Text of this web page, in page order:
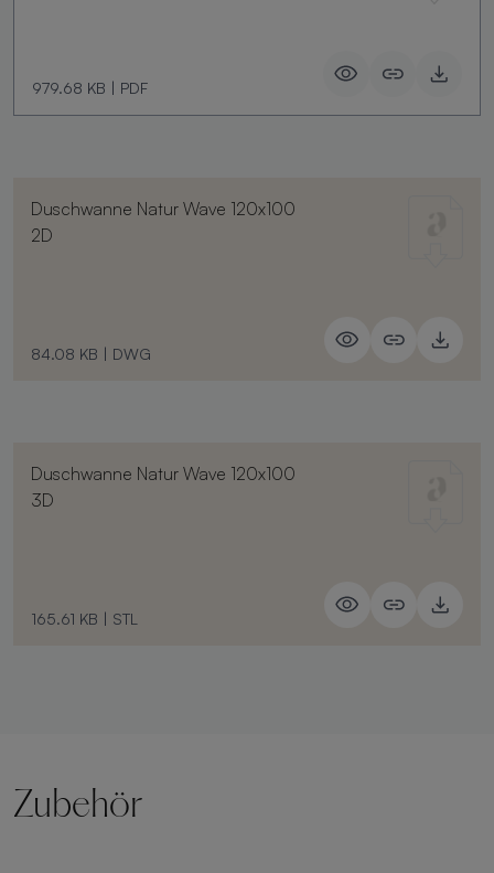
979.68 KB | PDF
Duschwanne Natur Wave 120x100
2D
84.08 KB | DWG
Duschwanne Natur Wave 120x100
3D
165.61 KB | STL
Zubehör